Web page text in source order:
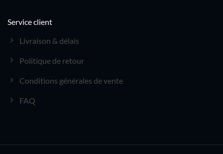
Service client
Livraison & délais
Politique de retour
Conditions générales de vente
FAQ